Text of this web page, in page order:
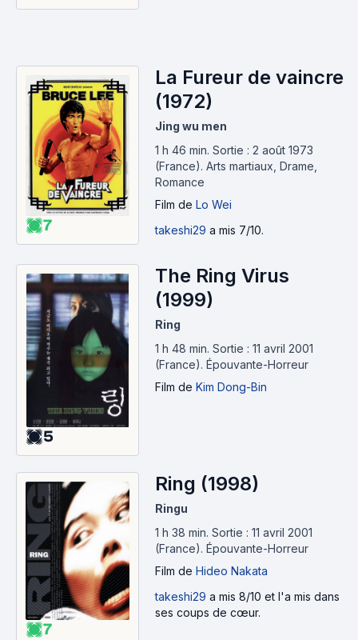
7
La Fureur de vaincre
(1972)
Jing wu men
1 h 46 min. Sortie : 2 août 1973
(France). Arts martiaux, Drame,
Romance
Film de Lo Wei
takeshi29 a mis 7/10.
5
The Ring Virus
(1999)
Ring
1 h 48 min. Sortie : 11 avril 2001
(France). Épouvante-Horreur
Film de Kim Dong-Bin
7
Ring (1998)
Ringu
1 h 38 min. Sortie : 11 avril 2001
(France). Épouvante-Horreur
Film de Hideo Nakata
takeshi29 a mis 8/10 et l'a mis dans
ses coups de cœur.